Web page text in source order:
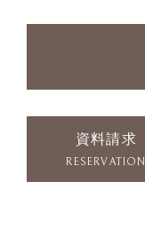
資料請求
RESERVATION